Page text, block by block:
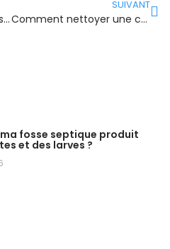
Le prix d’une buse pour fossé
SUIVANT
Comment nettoyer une cuve à fioul correctement ?
fosse septique produit
et des larves ?